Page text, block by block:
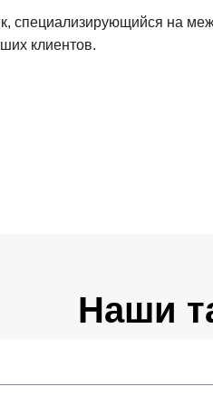
на
клиентов.
Наши